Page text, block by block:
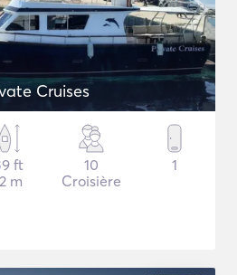
Cruises
ft
m
10
Croisière
1